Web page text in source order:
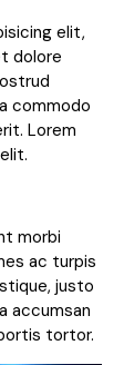
elit,
dolore
commodo
Lorem
morbi
ac turpis
justo
accumsan
tortor.